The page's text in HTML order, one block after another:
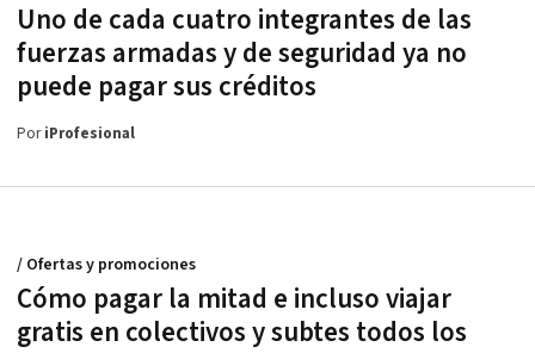
Uno de cada cuatro integrantes de las
fuerzas armadas y de seguridad ya no
puede pagar sus créditos
PoriProfesional
Cómo pagar la mitad e incluso viajar
gratis en colectivos y subtes todos los
/ Ofertas y promociones